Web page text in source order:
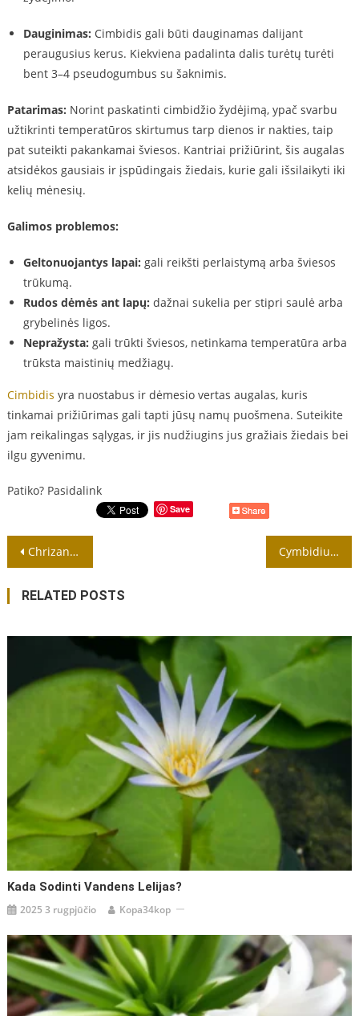
Dauginimas: Cimbidis gali būti dauginamas dalijant
peraugusius kerus. Kiekviena padalinta dalis turėtų turėti
bent 3–4 pseudogumbus su šaknimis.
Patarimas: Norint paskatinti cimbidžio žydėjimą, ypač svarbu
užtikrinti temperatūros skirtumus tarp dienos ir nakties, taip
pat suteikti pakankamai šviesos. Kantriai prižiūrint, šis augalas
atsidėkos gausiais ir įspūdingais žiedais, kurie gali išsilaikyti iki
kelių mėnesių.
Galimos problemos:
Geltonuojantys lapai: gali reikšti perlaistymą arba šviesos
trūkumą.
Rudos dėmės ant lapų: dažnai sukelia per stipri saulė arba
grybelinės ligos.
Nepražysta: gali trūkti šviesos, netinkama temperatūra arba
trūksta maistinių medžiagų.
Cimbidis yra nuostabus ir dėmesio vertas augalas, kuris
tinkamai prižiūrimas gali tapti jūsų namų puošmena. Suteikite
jam reikalingas sąlygas, ir jis nudžiugins jus gražiais žiedais bei
ilgu gyvenimu.
Patiko? Pasidalink
Save
Navigacija
tarp
įrašų
Chrizantemų pražydinimas yra specifinis procesas Cymbidium orchidėjų priežiūra
RELATED POSTS
Kada Sodinti Vandens Lelijas?
2025 3 rugpjūčio Kopa34kop